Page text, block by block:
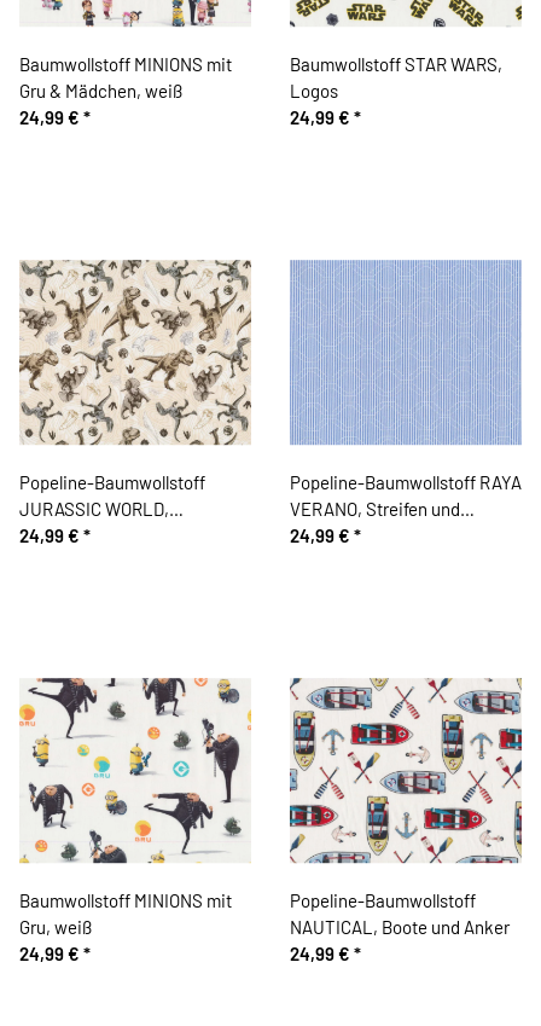
Baumwollstoff MINIONS mit
Gru & Mädchen, weiß
24,99 € *
Baumwollstoff STAR WARS,
Logos
24,99 € *
Popeline-Baumwollstoff
JURASSIC WORLD,
Dinosaurier
24,99 € *
Popeline-Baumwollstoff RAYA
VERANO, Streifen und
Zickzack, blau
24,99 € *
Baumwollstoff MINIONS mit
Gru, weiß
24,99 € *
Popeline-Baumwollstoff
NAUTICAL, Boote und Anker
24,99 € *